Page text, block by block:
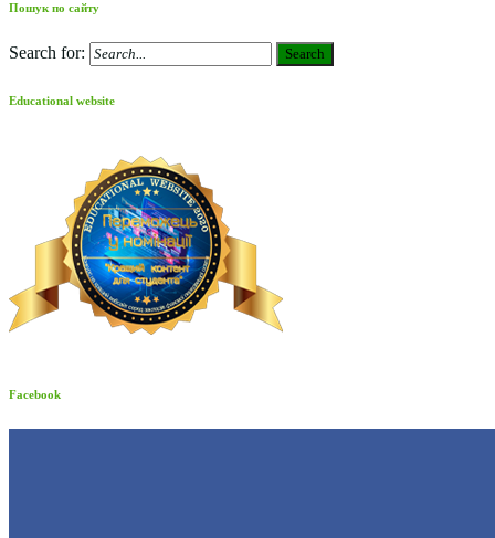
Пошук по сайту
Search for: Search
Educational website
Facebook